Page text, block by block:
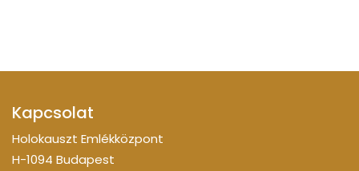
Kapcsolat
Holokauszt Emlékközpont
H-1094 Budapest